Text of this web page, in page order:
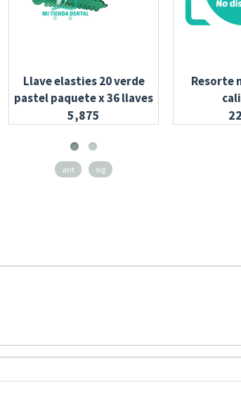
Llave elasties 20 verde
pastel paquete x 36 llaves
5,875
Resorte
ant sig